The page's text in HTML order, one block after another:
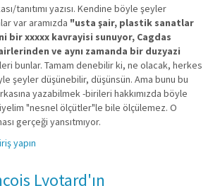
tanıtımı yazısı. Kendine böyle şeyler
var aramızda "usta şair, plastik sanatlar
bir xxxxx kavrayisi sunuyor, Cagdas
ve aynı zamanda bir duzyazi
bunlar. Tamam denebilir ki, ne olacak, herkes
şeyler düşünebilir, düşünsün. Ama bunu bu
yazabilmek -birileri hakkımızda böyle
"nesnel ölçütler"le bile ölçülemez. O
gerçeği yansıtmıyor.
yapın
Lyotard'ın